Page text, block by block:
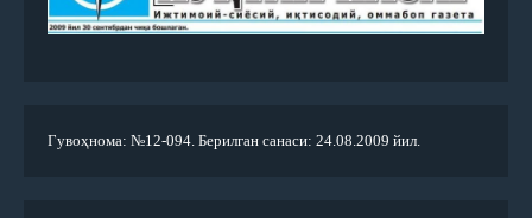
Гувоҳнома: №12-094. Берилган санаси: 24.08.2009 йил.